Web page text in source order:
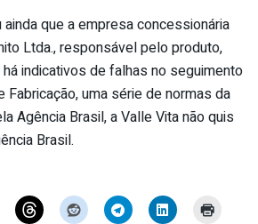
que a empresa concessionária
Ltda., responsável pelo produto,
indicativos de falhas no seguimento
uma série de normas da
Agência Brasil, a Valle Vita não quis
Brasil.